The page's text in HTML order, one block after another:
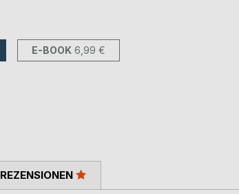
E-BOOK 6,99 €
REZENSIONEN